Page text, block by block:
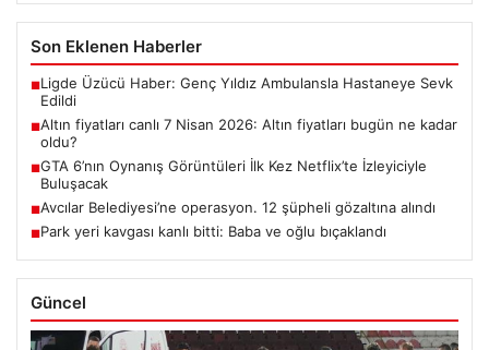
Son Eklenen Haberler
■Ligde Üzücü Haber: Genç Yıldız Ambulansla Hastaneye Sevk
Edildi
■Altın fiyatları canlı 7 Nisan 2026: Altın fiyatları bugün ne kadar
oldu?
■GTA 6’nın Oynanış Görüntüleri İlk Kez Netflix’te İzleyiciyle
Buluşacak
■Avcılar Belediyesi’ne operasyon. 12 şüpheli gözaltına alındı
■Park yeri kavgası kanlı bitti: Baba ve oğlu bıçaklandı
Güncel